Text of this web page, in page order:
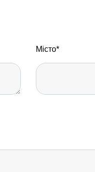
Місто*